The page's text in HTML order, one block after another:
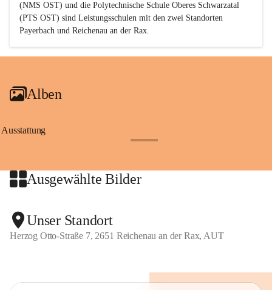
(NMS OST) und die Polytechnische Schule Oberes Schwarzatal
(PTS OST) sind Leistungsschulen mit den zwei Standorten
Payerbach und Reichenau an der Rax.
Alben
Ausstattung
Ausgewählte Bilder
Unser Standort
Herzog Otto-Straße 7, 2651 Reichenau an der Rax, AUT